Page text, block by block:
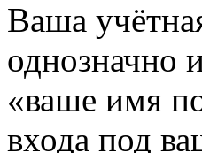
Ваша
однозначно
«ваше имя
входа под